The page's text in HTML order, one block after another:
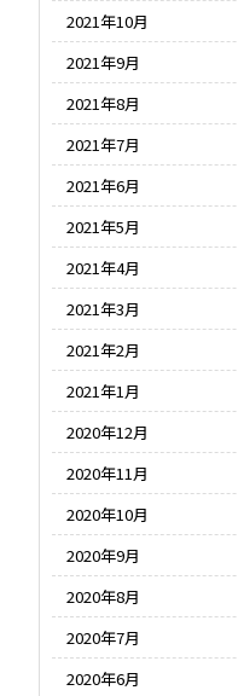
2021年10月
2021年9月
2021年8月
2021年7月
2021年6月
2021年5月
2021年4月
2021年3月
2021年2月
2021年1月
2020年12月
2020年11月
2020年10月
2020年9月
2020年8月
2020年7月
2020年6月